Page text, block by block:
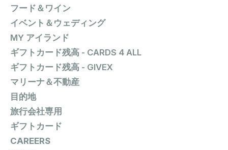
フード＆ワイン
イベント＆ウェディング
MY アイランド
ギフトカード残高 - CARDS 4 ALL
ギフトカード残高 - GIVEX
マリーナ＆不動産
目的地
旅行会社専用
ギフトカード
CAREERS